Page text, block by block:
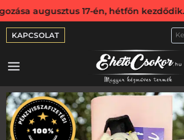
17-én, hétfőn kezdődik.
KAPCSOLAT